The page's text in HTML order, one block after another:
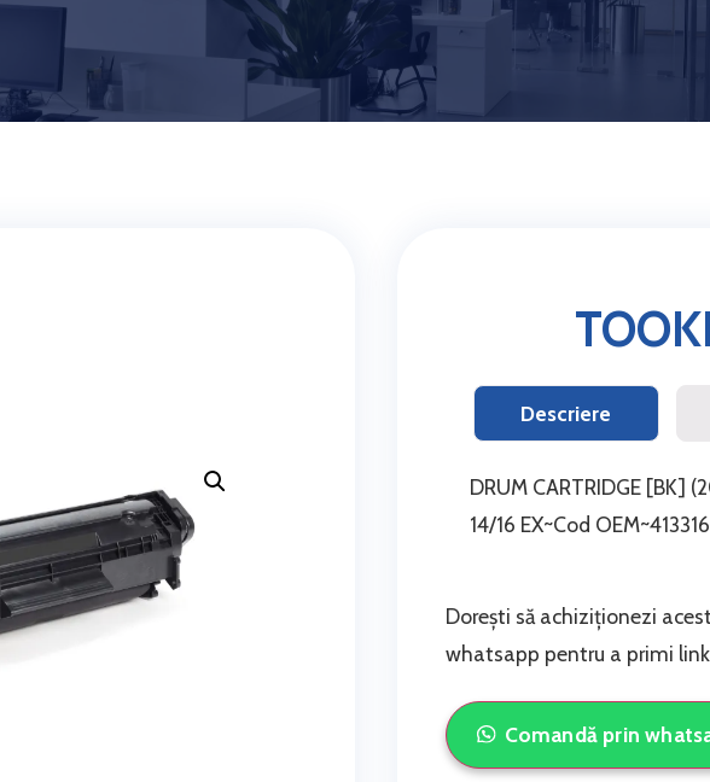
Descriere
DRUM CARTRIDGE [BK]
14/16 EX~Cod
Dorești să achiziționezi
whatsapp pentru a primi
Comandă prin